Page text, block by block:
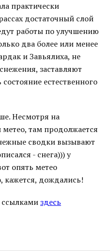
практически
достаточный слой
работы по улучшению
два более или менее
и Завьялиха, не
заставляют
естественного
Несмотря на
там продолжается
сводки вызывают
- снега))) у
опять метео
кажется, дождались!
здесь